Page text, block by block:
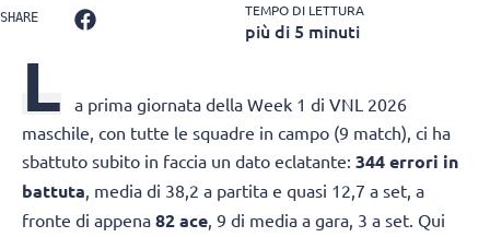
SHARE TEMPO DI LETTURA
più di 5 minuti
L
a prima giornata della Week 1 di VNL 2026
maschile, con tutte le squadre in campo (9 match), ci ha
sbattuto subito in faccia un dato eclatante: 344 errori in
battuta, media di 38,2 a partita e quasi 12,7 a set, a
fronte di appena 82 ace, 9 di media a gara, 3 a set. Qui